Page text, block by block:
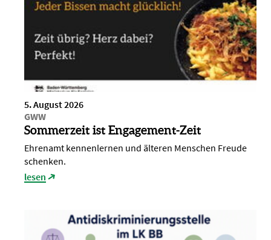
5. August 2026
GWW
Sommerzeit ist Engagement-Zeit
Ehrenamt kennenlernen und älteren Menschen Freude
schenken.
lesen